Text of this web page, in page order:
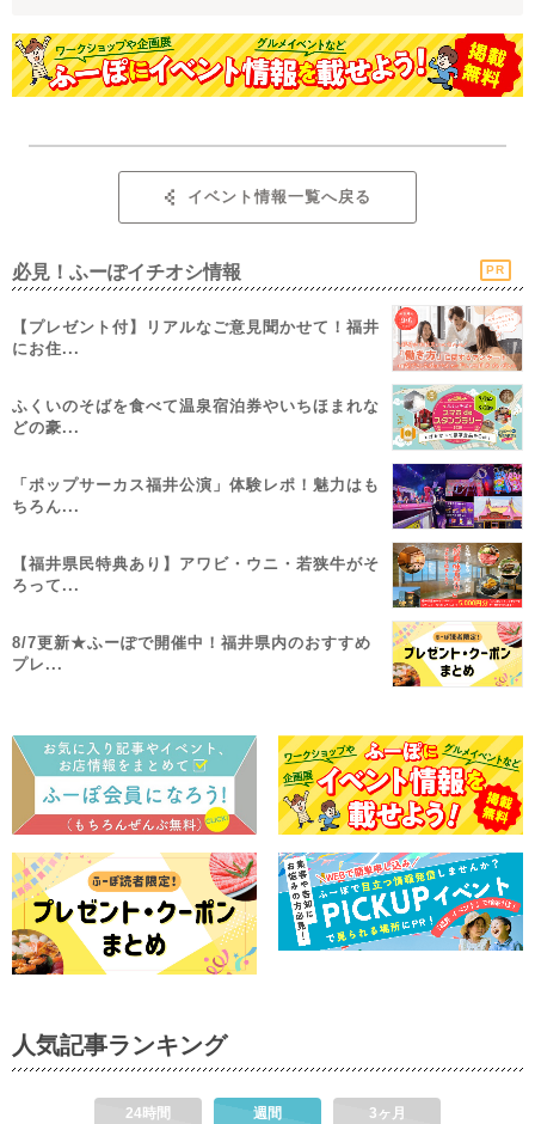
イベント情報一覧へ戻る
必見！ふーぽイチオシ情報 PR
【プレゼント付】リアルなご意見聞かせて！福井
にお住...
ふくいのそばを食べて温泉宿泊券やいちほまれな
どの豪...
「ポップサーカス福井公演」体験レポ！魅力はも
ちろん...
【福井県民特典あり】アワビ・ウニ・若狭牛がそ
ろって...
8/7更新★ふーぽで開催中！福井県内のおすすめ
プレ...
人気記事ランキング
24時間 週間 3ヶ月